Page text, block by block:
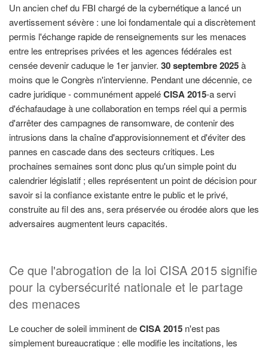
Un ancien chef du FBI chargé de la cybernétique a lancé un
avertissement sévère : une loi fondamentale qui a discrètement
permis l'échange rapide de renseignements sur les menaces
entre les entreprises privées et les agences fédérales est
censée devenir caduque le 1er janvier. 30 septembre 2025à
moins que le Congrès n'intervienne. Pendant une décennie, ce
cadre juridique - communément appeléCISA 2015-a servi
d'échafaudage à une collaboration en temps réel qui a permis
d'arrêter des campagnes de ransomware, de contenir des
intrusions dans la chaîne d'approvisionnement et d'éviter des
pannes en cascade dans des secteurs critiques. Les
prochaines semaines sont donc plus qu'un simple point du
calendrier législatif ; elles représentent un point de décision pour
savoir si la confiance existante entre le public et le privé,
construite au fil des ans, sera préservée ou érodée alors que les
adversaires augmentent leurs capacités.
Ce que l'abrogation de la loi CISA 2015 signifie
pour la cybersécurité nationale et le partage
des menaces
Le coucher de soleil imminent deCISA 2015 n'est pas
simplement bureaucratique : elle modifie les incitations, les